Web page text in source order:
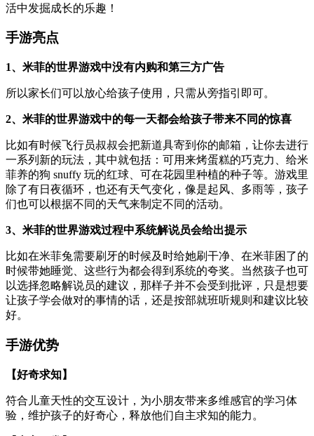
活中发掘成长的乐趣！
手游亮点
1、米菲的世界游戏中没有内购和第三方广告
所以家长们可以放心给孩子使用，只需从旁指引即可。
2、米菲的世界游戏中的每一天都会给孩子带来不同的惊喜
比如有时候飞行员叔叔会把新道具寄到你的邮箱，让你去进行
一系列新的玩法，其中就包括：可用来烤蛋糕的巧克力、给米
菲养的狗 snuffy 玩的红球、可在花园里种植的种子等。游戏里
除了有日夜循环，也还有天气变化，像是起风、多雨等，孩子
们也可以根据不同的天气来制定不同的活动。
3、米菲的世界游戏过程中系统解说员会给出提示
比如在米菲兔需要刷牙的时候及时给她刷干净、在米菲困了的
时候带她睡觉、这些行为都会得到系统的夸奖。当然孩子也可
以选择忽略解说员的建议，那样子并不会受到批评，只是想要
让孩子学会做对的事情的话，还是按部就班听规则和建议比较
好。
手游优势
【好奇求知】
符合儿童天性的交互设计，为小朋友带来多维感官的学习体
验，维护孩子的好奇心，释放他们自主求知的能力。